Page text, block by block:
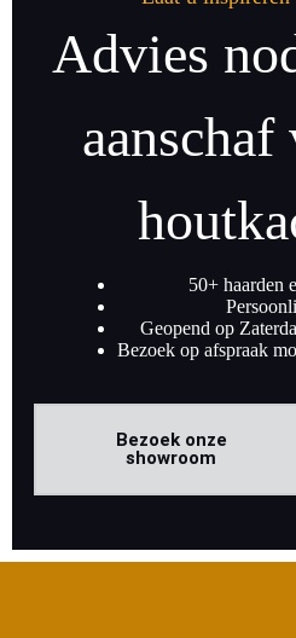
Advies
aanschaf
50+ haarden
Geopend op
Bezoek op afspraak
Bezoek onze
showroom